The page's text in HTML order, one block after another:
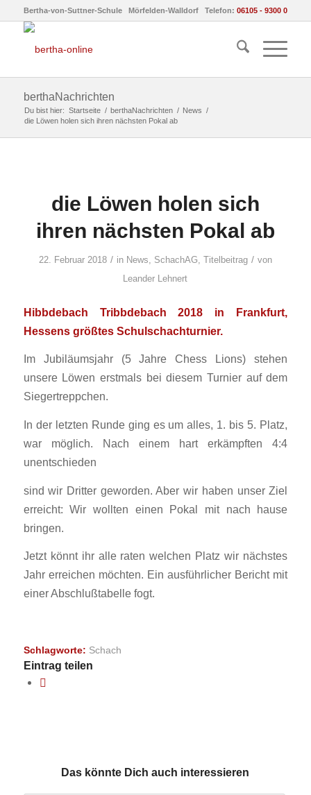
Bertha-von-Suttner-Schule Mörfelden-Walldorf Telefon: 06105 - 9300 0
berthaNachrichten
Du bist hier: Startseite / berthaNachrichten / News /
die Löwen holen sich ihren nächsten Pokal ab
die Löwen holen sich
ihren nächsten Pokal ab
22. Februar 2018 / in News, SchachAG, Titelbeitrag / von
Leander Lehnert
Hibbdebach Tribbdebach 2018 in Frankfurt,
Hessens größtes Schulschachturnier.
Im Jubiläumsjahr (5 Jahre Chess Lions) stehen
unsere Löwen erstmals bei diesem Turnier auf dem
Siegertreppchen.
In der letzten Runde ging es um alles, 1. bis 5. Platz,
war möglich. Nach einem hart erkämpften 4:4
unentschieden
sind wir Dritter geworden. Aber wir haben unser Ziel
erreicht: Wir wollten einen Pokal mit nach hause
bringen.
Jetzt könnt ihr alle raten welchen Platz wir nächstes
Jahr erreichen möchten. Ein ausführlicher Bericht mit
einer Abschlußtabelle fogt.
Schlagworte: Schach
Eintrag teilen
Das könnte Dich auch interessieren